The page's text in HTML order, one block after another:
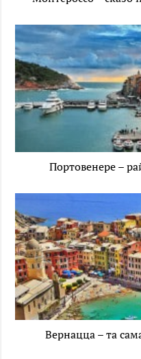
Портовенере –
Вернацца – та